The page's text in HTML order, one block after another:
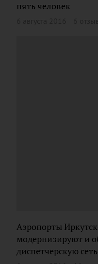
пять человек
Аэропорты
модернизируют и
диспетчерскую сеть